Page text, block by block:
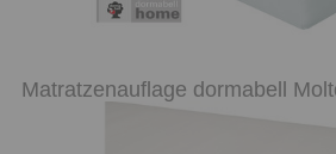
Matratzenauflage dormabell